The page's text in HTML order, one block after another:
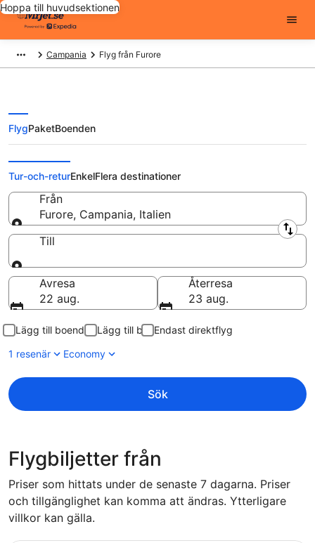
Hoppa till huvudsektionen
Campania Flyg från Furore
Flygplatser i
FlygPaketBoenden
Tur-och-returEnkelFlera destinationer
Från
Furore, Campania, Italien
Från
Till
Till
Avresa
22 aug.
Återresa
23 aug.
Lägg till boende Lägg till bil
Endast direktflyg
1 resenär
Economy
Sök
Flygbiljetter från
Priser som hittats under de senaste 7 dagarna. Priser
och tillgänglighet kan komma att ändras. Ytterligare
villkor kan gälla.